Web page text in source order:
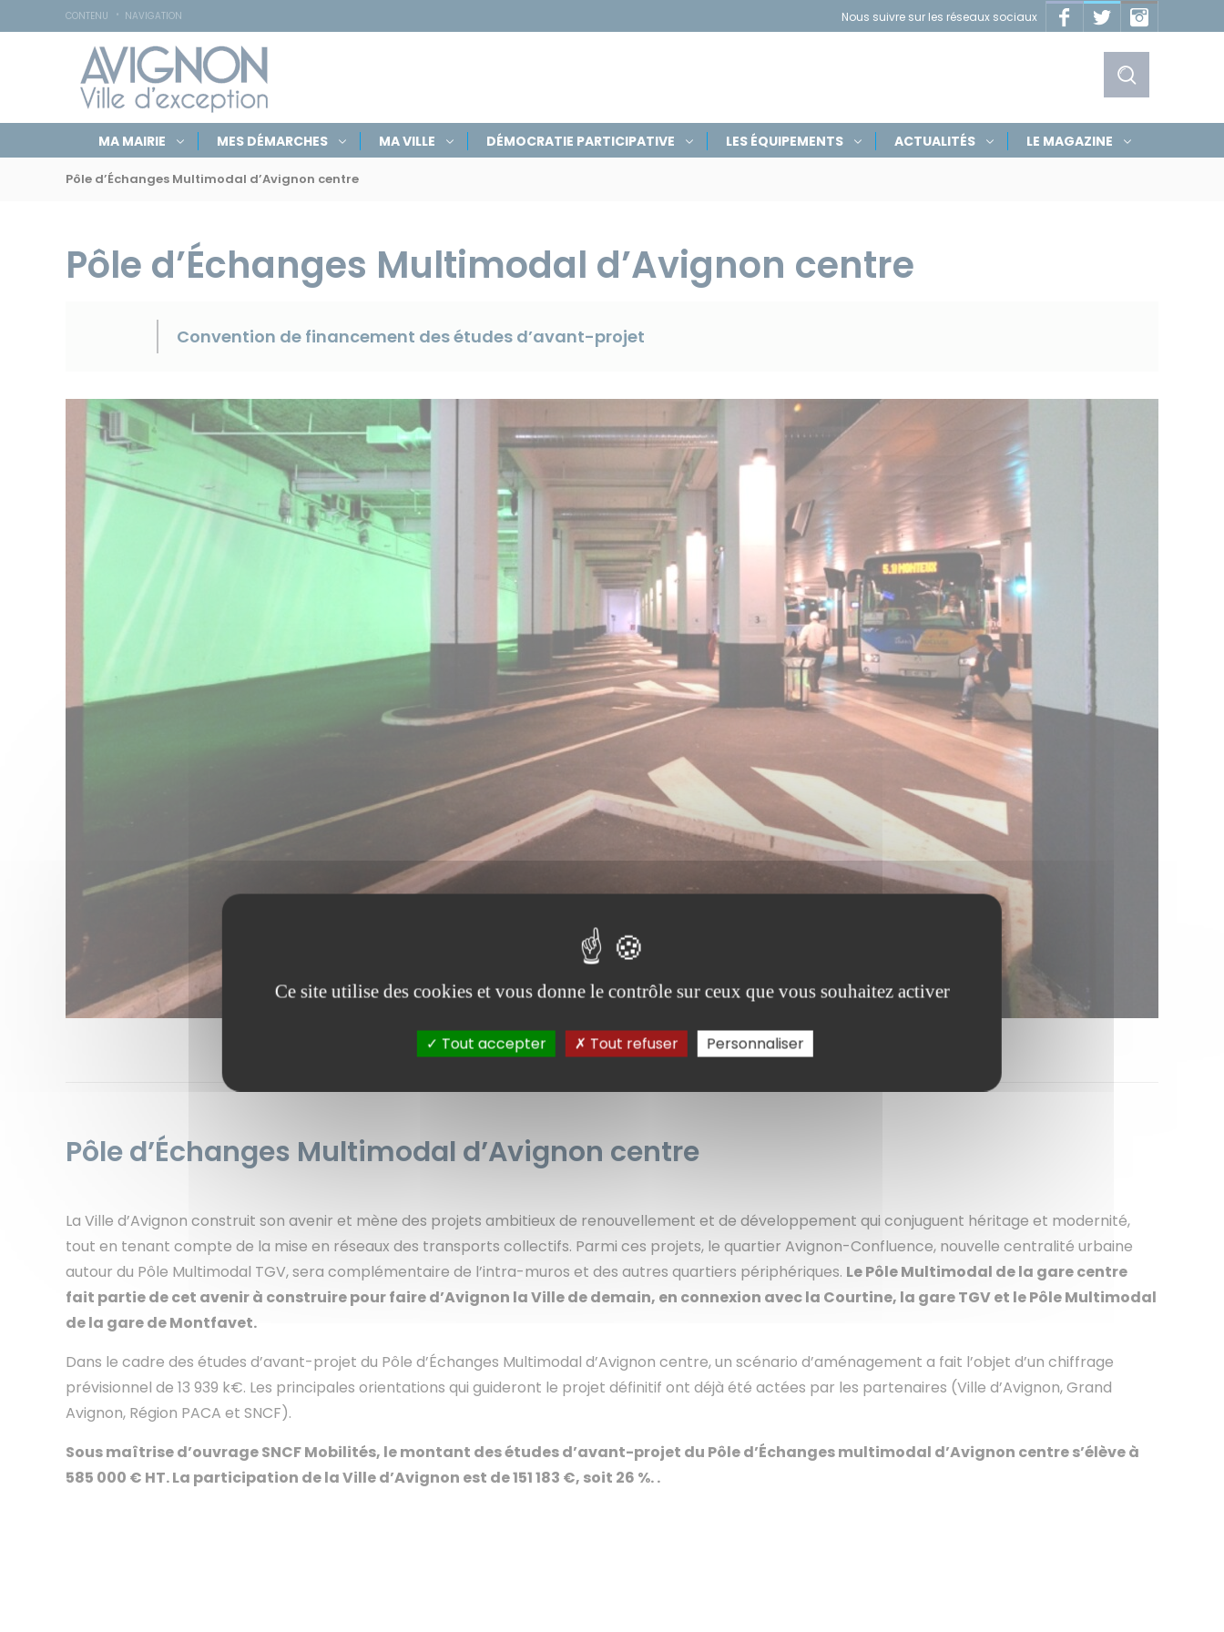
Accessibilité
CONTENU NAVIGATION
Afficher
le
Rechercher
sur
avignon.fr
Masquer
formulaire
de
recherche
Nous suivre sur les réseaux sociaux
Masquer
les
FacebookTwitterInstagram
Navigation
par
rubriques
MA MAIRIE MES DÉMARCHES MA VILLE DÉMOCRATIE PARTICIPATIVE LES ÉQUIPEMENTS ACTUALITÉS LE MAGAZINE
Navigation
par
Pôle d’Échanges Multimodal d’Avignon centre
Pôle d’Échanges Multimodal d’Avignon centre
Convention de financement des études d’avant-projet
Pôle d’Échanges Multimodal d’Avignon centre
La Ville d’Avignon construit son avenir et mène des projets ambitieux de renouvellement et de développement qui conjuguent héritage et modernité,
tout en tenant compte de la mise en réseaux des transports collectifs. Parmi ces projets, le quartier Avignon-Confluence, nouvelle centralité urbaine
autour du Pôle Multimodal TGV, sera complémentaire de l’intra-muros et des autres quartiers périphériques. Le Pôle Multimodal de la gare centre
fait partie de cet avenir à construire pour faire d’Avignon la Ville de demain, en connexion avec la Courtine, la gare TGV et le Pôle Multimodal
de la gare de Montfavet.
Dans le cadre des études d’avant-projet du Pôle d’Échanges Multimodal d’Avignon centre, un scénario d’aménagement a fait l’objet d’un chiffrage
prévisionnel de 13 939 k€. Les principales orientations qui guideront le projet définitif ont déjà été actées par les partenaires (Ville d’Avignon, Grand
Avignon, Région PACA et SNCF).
Sous maîtrise d’ouvrage SNCF Mobilités, le montant des études d’avant-projet du Pôle d’Échanges multimodal d’Avignon centre s’élève à
585 000 € HT. La participation de la Ville d’Avignon est de 151 183 €, soit 26 %. .
Ce site utilise des cookies et vous donne le contrôle sur ceux que vous souhaitez activer
Tout accepter Tout refuser Personnaliser